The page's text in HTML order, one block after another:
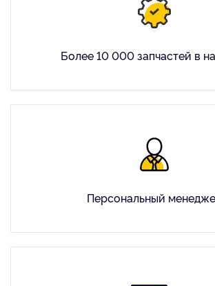
Более 10 000 запчастей в
Персональный